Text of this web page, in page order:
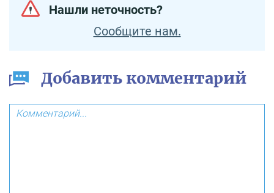
Нашли неточность?
Сообщите нам.
Добавить комментарий